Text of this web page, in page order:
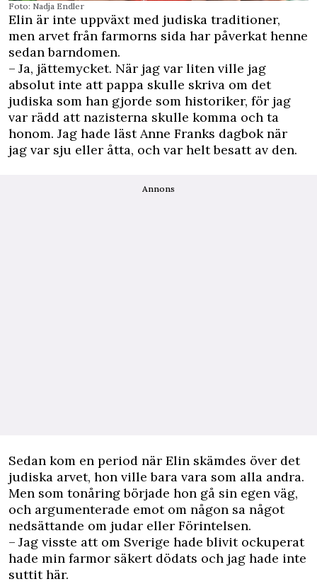
Foto: Nadja Endler
Elin är inte uppväxt med judiska traditioner,
men arvet från farmorns sida har påverkat henne
sedan barndomen.
– Ja, jättemycket. När jag var liten ville jag
absolut inte att pappa skulle skriva om det
judiska som han gjorde som historiker, för jag
var rädd att nazisterna skulle komma och ta
honom. Jag hade läst Anne Franks dagbok när
jag var sju ­eller åtta, och var helt besatt av den.
Annons
Sedan kom en period när Elin skämdes över det
­judiska arvet, hon ville bara vara som alla andra.
Men som tonåring började hon gå sin egen väg,
och argumenterade emot om någon sa något
nedsättande om judar eller Förintelsen.
– Jag visste att om Sverige hade blivit ockuperat
hade min farmor säkert dödats och jag hade inte
suttit här.